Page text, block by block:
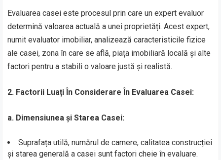
Evaluarea casei este procesul prin care un expert evaluor
determină valoarea actuală a unei proprietăți. Acest expert,
numit evaluator imobiliar, analizează caracteristicile fizice
ale casei, zona în care se află, piața imobiliară locală și alte
factori pentru a stabili o valoare justă și realistă.
2. Factorii Luați În Considerare În Evaluarea Casei:
a. Dimensiunea și Starea Casei:
Suprafața utilă, numărul de camere, calitatea construcției
și starea generală a casei sunt factori cheie în evaluare.